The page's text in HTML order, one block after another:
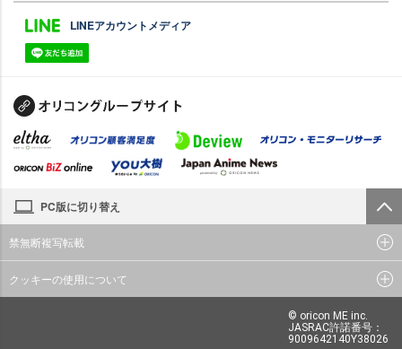
LINEアカウントメディア
PC版に切り替え
禁無断複写転載
クッキーの使用について
© oricon ME inc.
JASRAC許諾番号：
9009642140Y38026